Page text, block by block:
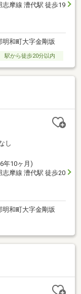
志摩線 漕代駅 徒歩19
明和町大字金剛坂
駅から徒歩20分以内
し
年10ヶ月)
志摩線 漕代駅 徒歩20
明和町大字金剛坂